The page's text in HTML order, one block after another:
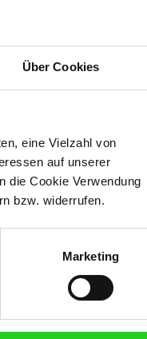
Über Cookies
eine Vielzahl von
auf unserer
die Cookie Verwendung
bzw. widerrufen.
Marketing